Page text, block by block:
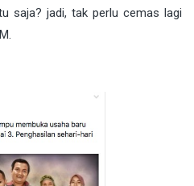
saja? jadi, tak perlu cemas lagi